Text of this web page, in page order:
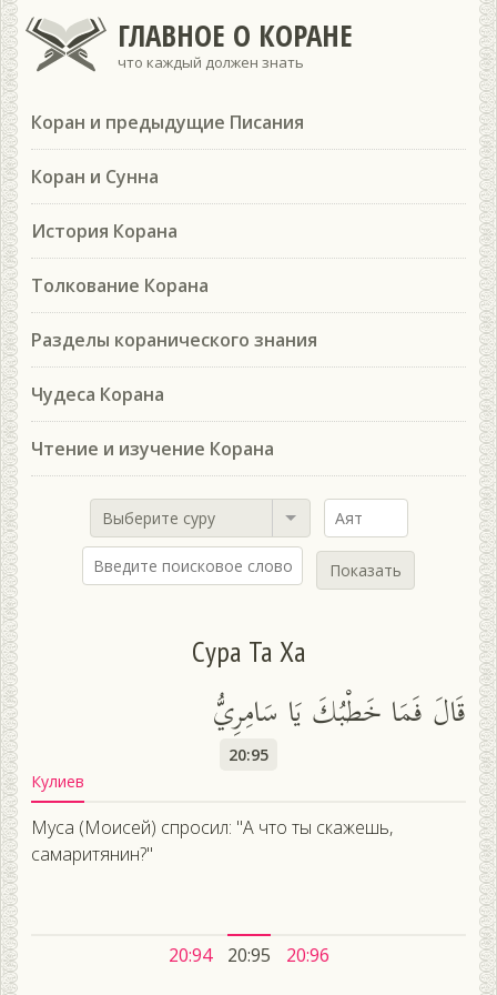
ГЛАВНОЕ О КОРАНЕ
что каждый должен знать
Коран и предыдущие Писания
Коран и Сунна
История Корана
Толкование Корана
Разделы коранического знания
Чудеса Корана
Чтение и изучение Корана
Выберите суру
Показать
Сура Та Ха
قَالَ فَمَا خَطْبُكَ يَا سَامِرِيُّ
20:95
Кулиев
Муса (Моисей) спросил: "А что ты скажешь,
самаритянин?"
20:94 20:95 20:96